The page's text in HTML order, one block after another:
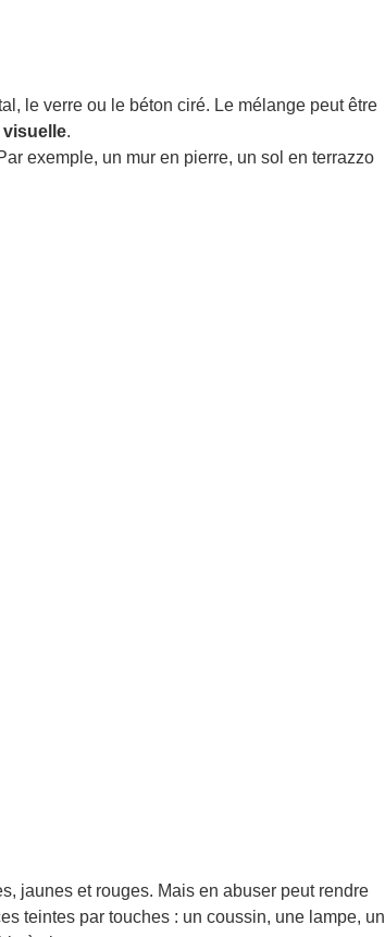
le verre ou le béton ciré. Le mélange peut être
visuelle.
exemple, un mur en pierre, un sol en terrazzo
jaunes et rouges. Mais en abuser peut rendre
teintes par touches : un coussin, une lampe, un